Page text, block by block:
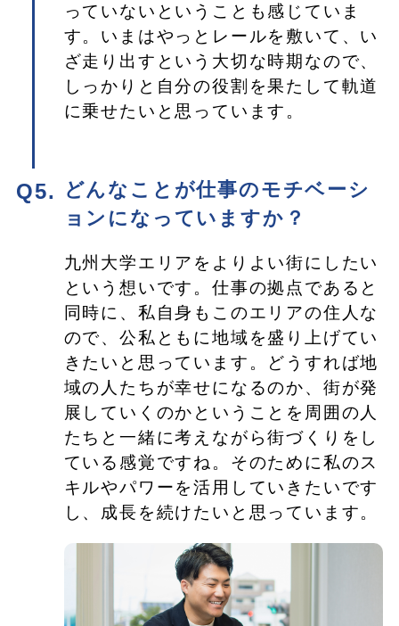
っていないということも感じていま
す。いまはやっとレールを敷いて、い
ざ走り出すという大切な時期なので、
しっかりと自分の役割を果たして軌道
に乗せたいと思っています。
どんなことが仕事のモチベーシ
ョンになっていますか？
九州大学エリアをよりよい街にしたい
という想いです。仕事の拠点であると
同時に、私自身もこのエリアの住人な
ので、公私ともに地域を盛り上げてい
きたいと思っています。どうすれば地
域の人たちが幸せになるのか、街が発
展していくのかということを周囲の人
たちと一緒に考えながら街づくりをし
ている感覚ですね。そのために私のス
キルやパワーを活用していきたいです
し、成長を続けたいと思っています。